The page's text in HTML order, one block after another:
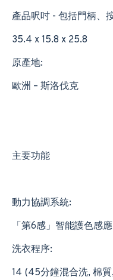
產品呎吋 - 包括門柄、
35.4 x 15.8 x 25.8
原產地:
歐洲 – 斯洛伐克
主要功能
動力協調系統:
「第6感」智能護色感應
洗衣程序:
14 (45分鐘混合洗, 棉